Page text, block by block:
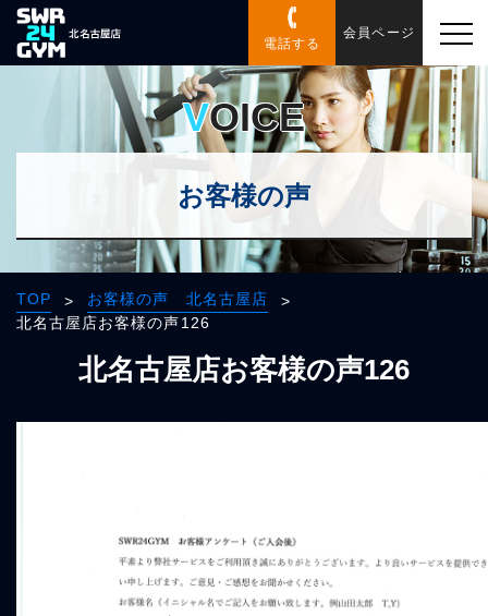
電話する
会員ページ
VOICE
お客様の声
TOP > お客様の声 北名古屋店
>
北名古屋店お客様の声126
北名古屋店お客様の声126